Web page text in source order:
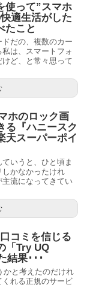
使って”スマホ
適生活がした
たこと
だの、複数のカー
は、スマートフォ
ど、と常々思って
ホのロック画
る『ハニースク
天スーパーポイ
ていうと、ひと頃ま
かなかったけれ
流になってきてい
コミを信じる
「Try UQ
結果･･･
かと考えたのだけれ
れる正規のサービ